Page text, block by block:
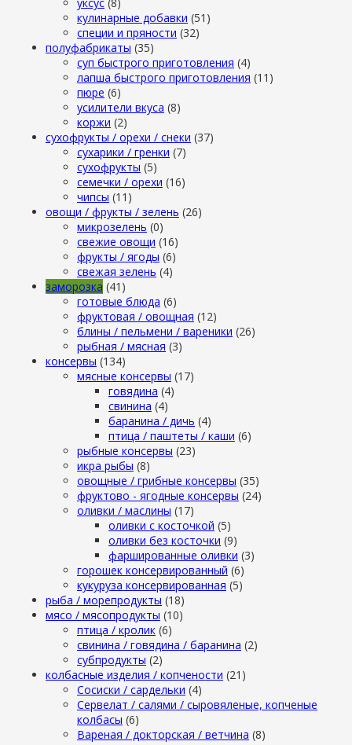
кулинарные добавки (51)
специи и пряности (32)
полуфабрикаты (35)
суп быстрого приготовления (4)
лапша быстрого приготовления (11)
пюре (6)
усилители вкуса (8)
коржи (2)
сухофрукты / орехи / снеки (37)
сухарики / гренки (7)
сухофрукты (5)
семечки / орехи (16)
чипсы (11)
овощи / фрукты / зелень (26)
микрозелень (0)
свежие овощи (16)
фрукты / ягоды (6)
свежая зелень (4)
заморозка (41)
готовые блюда (6)
фруктовая / овощная (12)
блины / пельмени / вареники (26)
рыбная / мясная (3)
консервы (134)
мясные консервы (17)
говядина (4)
свинина (4)
баранина / дичь (4)
птица / паштеты / каши (6)
рыбные консервы (23)
икра рыбы (8)
овощные / грибные консервы (35)
фруктово - ягодные консервы (24)
оливки / маслины (17)
оливки с косточкой (5)
оливки без косточки (9)
фаршированные оливки (3)
горошек консервированный (6)
кукуруза консервированная (5)
рыба / морепродукты (18)
мясо / мясопродукты (10)
птица / кролик (6)
свинина / говядина / баранина (2)
субпродукты (2)
колбасные изделия / копчености (21)
Сосиски / сардельки (4)
Сервелат / салями / сыровяленые, копченые
колбасы (6)
Вареная / докторская / ветчина (8)